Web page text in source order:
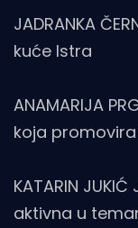
JADRANKA
kuće Istra
ANAMARIJA
koja
KATARIN
aktivna u